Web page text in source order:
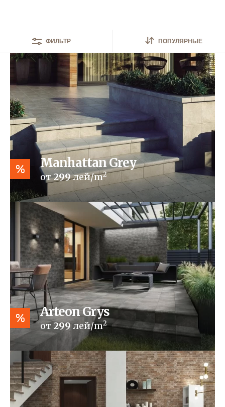
ФИЛЬТР ПОПУЛЯРНЫЕ
Найдено интерьера
Manhattan Grey
от299лей/m2
%
Arteon Grys
от 299 лей/m2
%